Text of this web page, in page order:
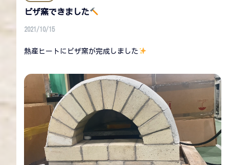
ピザ窯できました
2021/10/15
熱産ヒートにピザ窯が完成しました